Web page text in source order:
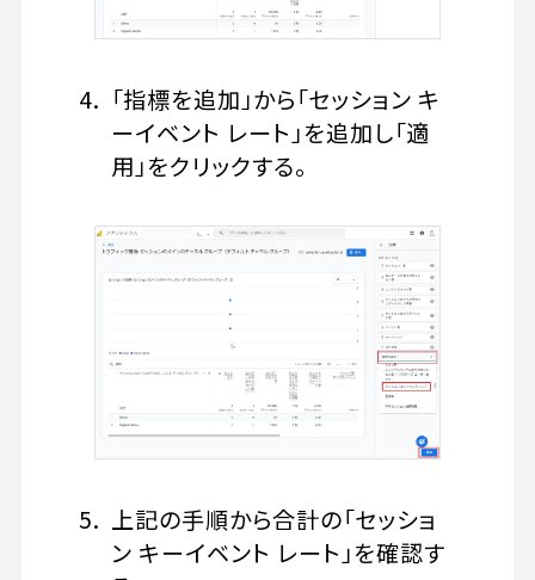
「指標を追加」から「セッション キ
ーイベント レート」を追加し「適
用」をクリックする。
上記の手順から合計の「セッショ
ン キーイベント レート」を確認す